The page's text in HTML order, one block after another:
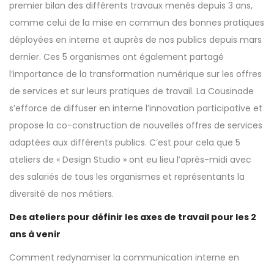
premier bilan des différents travaux menés depuis 3 ans,
comme celui de la mise en commun des bonnes pratiques
déployées en interne et auprès de nos publics depuis mars
dernier. Ces 5 organismes ont également partagé
l’importance de la transformation numérique sur les offres
de services et sur leurs pratiques de travail. La Cousinade
s’efforce de diffuser en interne l’innovation participative et
propose la co-construction de nouvelles offres de services
adaptées aux différents publics. C’est pour cela que 5
ateliers de « Design Studio » ont eu lieu l’après-midi avec
des salariés de tous les organismes et représentants la
diversité de nos métiers.
Des ateliers pour définir les axes de travail pour les 2
ans à venir
Comment redynamiser la communication interne en